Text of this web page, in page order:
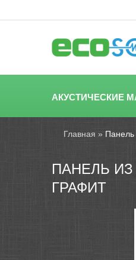
АКУСТИЧЕСКИЕ
Главная » Панель
ПАНЕЛЬ ИЗ
ГРАФИТ